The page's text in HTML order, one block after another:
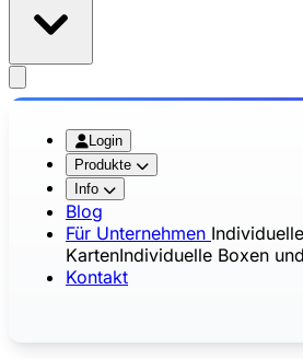
Login
Produkte
Info
Blog
Für Unternehmen
KartenIndividuelle Boxen
Kontakt